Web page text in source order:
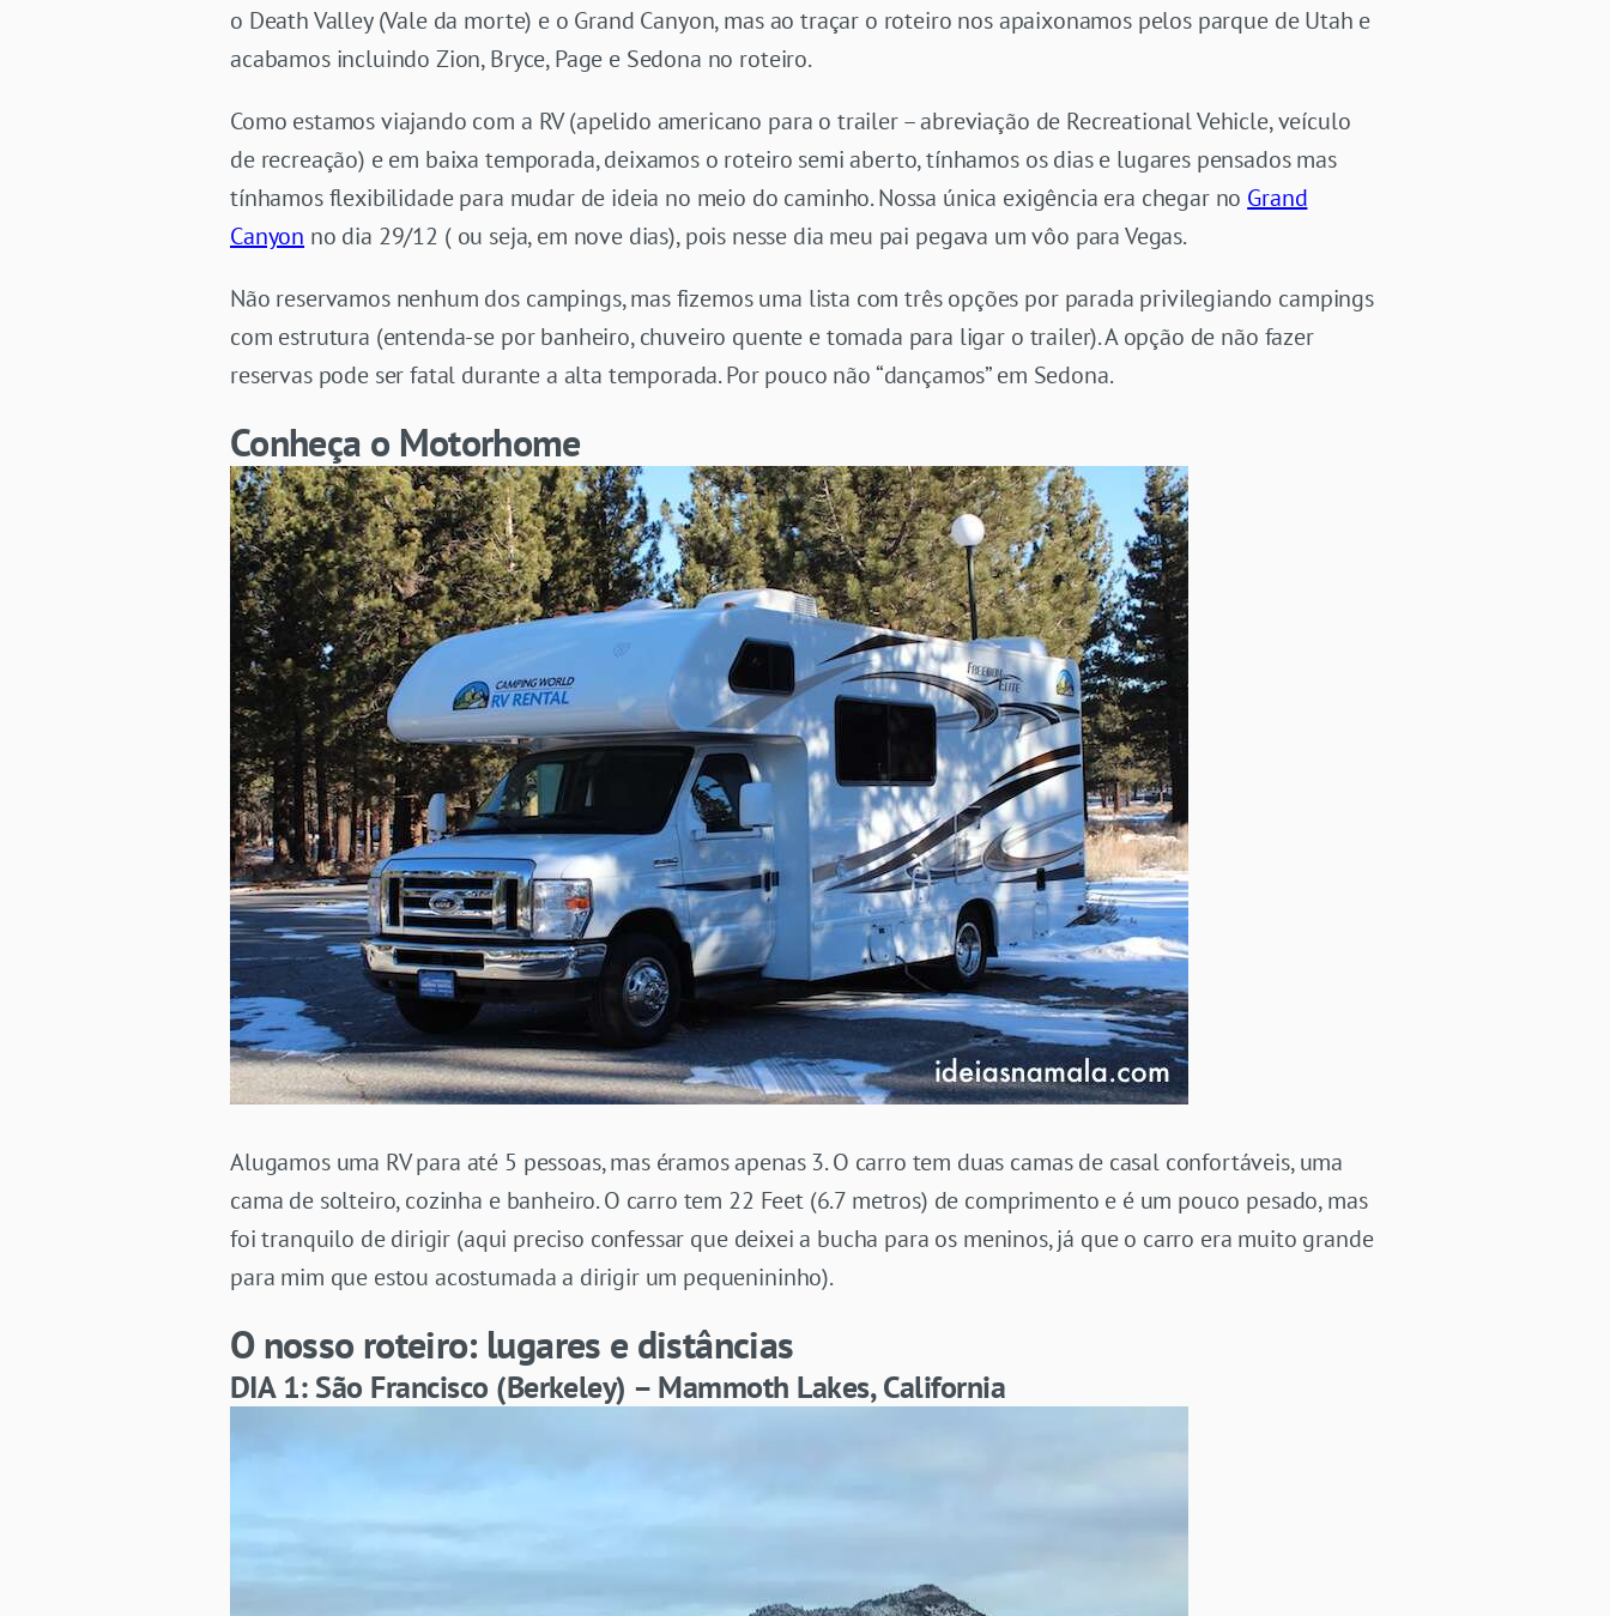
o Death Valley (Vale da morte) e o Grand Canyon, mas ao traçar o roteiro nos apaixonamos pelos parque de Utah e
acabamos incluindo Zion, Bryce, Page e Sedona no roteiro.
Como estamos viajando com a RV (apelido americano para o trailer – abreviação de Recreational Vehicle, veículo
de recreação) e em baixa temporada, deixamos o roteiro semi aberto, tínhamos os dias e lugares pensados mas
tínhamos flexibilidade para mudar de ideia no meio do caminho. Nossa única exigência era chegar no Grand
Canyon no dia 29/12 ( ou seja, em nove dias), pois nesse dia meu pai pegava um vôo para Vegas.
Não reservamos nenhum dos campings, mas fizemos uma lista com três opções por parada privilegiando campings
com estrutura (entenda-se por banheiro, chuveiro quente e tomada para ligar o trailer). A opção de não fazer
reservas pode ser fatal durante a alta temporada. Por pouco não “dançamos” em Sedona.
Conheça o Motorhome
Alugamos uma RV para até 5 pessoas, mas éramos apenas 3. O carro tem duas camas de casal confortáveis, uma
cama de solteiro, cozinha e banheiro. O carro tem 22 Feet (6.7 metros) de comprimento e é um pouco pesado, mas
foi tranquilo de dirigir (aqui preciso confessar que deixei a bucha para os meninos, já que o carro era muito grande
para mim que estou acostumada a dirigir um pequenininho).
O nosso roteiro: lugares e distâncias
DIA 1: São Francisco (Berkeley) – Mammoth Lakes, California